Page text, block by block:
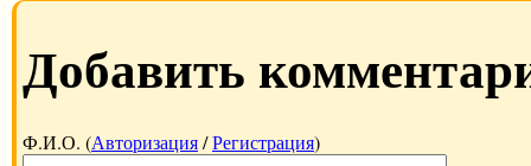
Добавить
Ф.И.О. (Авторизация/Регистрация)